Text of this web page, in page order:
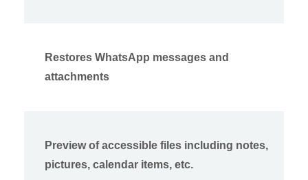
Restores WhatsApp messages and
attachments
Preview of accessible files including notes,
pictures, calendar items, etc.